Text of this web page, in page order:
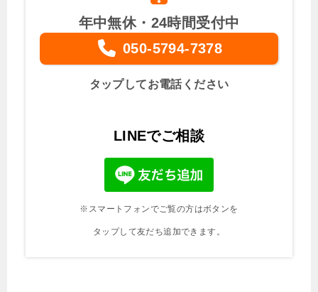
年中無休・24時間受付中
050-5794-7378
タップしてお電話ください
LINEでご相談
※スマートフォンでご覧の方はボタンを
タップして友だち追加できます。